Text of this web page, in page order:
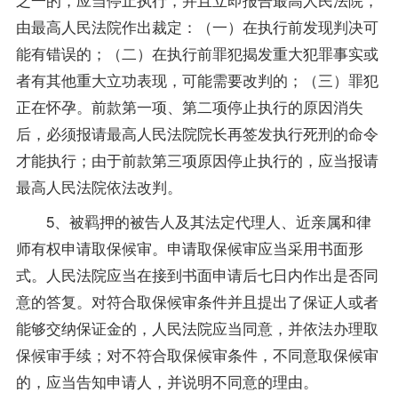
由最高人民法院作出裁定：（一）在执行前发现判决可
能有错误的；（二）在执行前罪犯揭发重大犯罪事实或
者有其他重大立功表现，可能需要改判的；（三）罪犯
正在怀孕。前款第一项、第二项停止执行的原因消失
后，必须报请最高人民法院院长再签发执行死刑的命令
才能执行；由于前款第三项原因停止执行的，应当报请
最高人民法院依法改判。
5、被羁押的被告人及其法定代理人、近亲属和律
师有权申请取保候审。申请取保候审应当采用书面形
式。人民法院应当在接到书面申请后七日内作出是否同
意的答复。对符合取保候审条件并且提出了保证人或者
能够交纳保证金的，人民法院应当同意，并依法办理取
保候审手续；对不符合取保候审条件，不同意取保候审
的，应当告知申请人，并说明不同意的理由。